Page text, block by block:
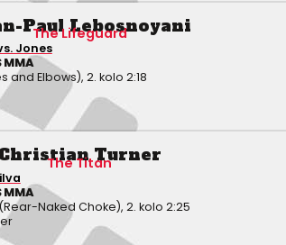
Paul Lebosnoyani
The Lifeguard
Jones
MMA
and Elbows), 2. kolo 2:18
Turner
The Titan
MMA
Naked Choke), 2. kolo 2:25